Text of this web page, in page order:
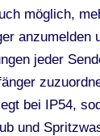
möglich,
anzumelden
jeder
bei IP54,
und